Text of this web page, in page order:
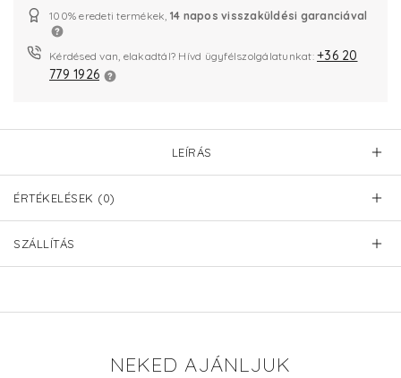
100% eredeti termékek, 14 napos visszaküldési garanciával
Kérdésed van, elakadtál? Hívd ügyfélszolgálatunkat: +36 20
779 1926
LEÍRÁS
ÉRTÉKELÉSEK (0)
SZÁLLÍTÁS
NEKED AJÁNLJUK